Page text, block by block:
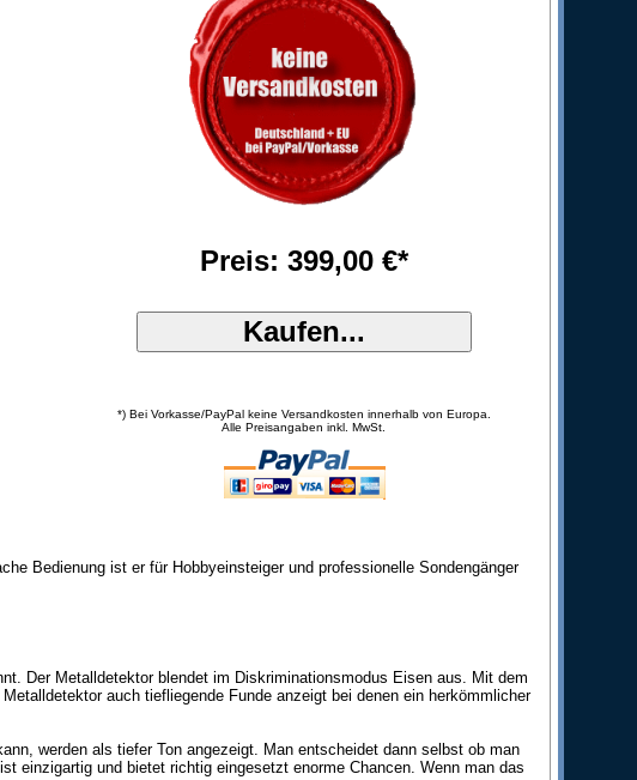
Preis: 399,00 €*
*) Bei Vorkasse/PayPal keine Versandkosten innerhalb von Europa.
Alle Preisangaben inkl. MwSt.
Bedienung ist er für Hobbyeinsteiger und professionelle Sondengänger
Der Metalldetektor blendet im Diskriminationsmodus Eisen aus. Mit dem
auch tiefliegende Funde anzeigt bei denen ein herkömmlicher
werden als tiefer Ton angezeigt. Man entscheidet dann selbst ob man
einzigartig und bietet richtig eingesetzt enorme Chancen. Wenn man das